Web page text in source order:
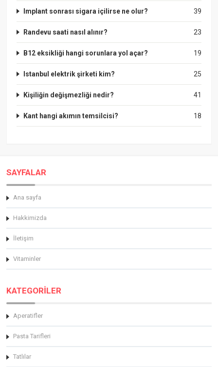
39
Implant sonrası sigara içilirse ne olur?
23
Randevu saati nasıl alınır?
19
B12 eksikliği hangi sorunlara yol açar?
25
Istanbul elektrik şirketi kim?
41
Kişiliğin değişmezliği nedir?
18
Kant hangi akımın temsilcisi?
SAYFALAR
Ana sayfa
Hakkimizda
İletişim
Vitaminler
KATEGORİLER
Aperatifler
Pasta Tarifleri
Tatlılar